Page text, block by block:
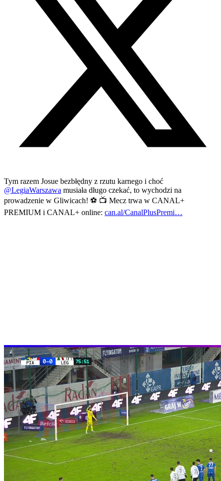
Tym razem Josue bezbłędny z rzutu karnego i choć
@LegiaWarszawa musiała długo czekać, to wychodzi na
prowadzenie w Gliwicach! ⚽ 📺 Mecz trwa w CANAL+
PREMIUM i CANAL+ online: can.al/CanalPlusPremi…